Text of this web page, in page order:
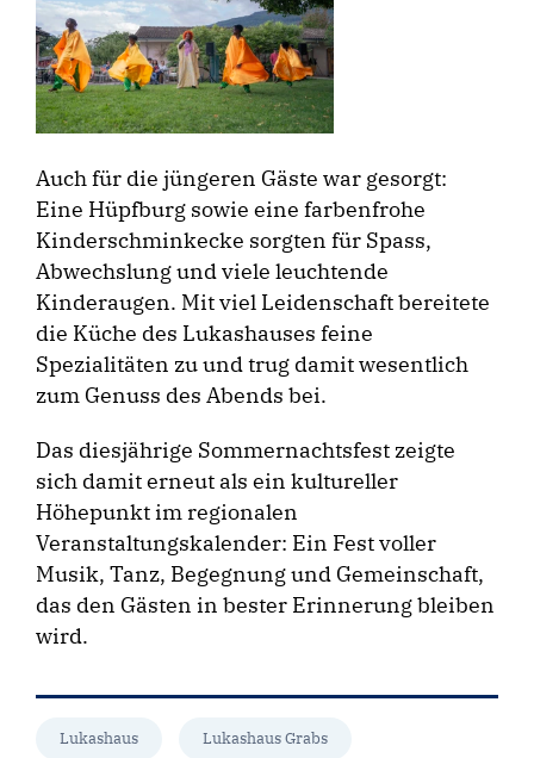
Auch für die jüngeren Gäste war gesorgt:
Eine Hüpfburg sowie eine farbenfrohe
Kinderschminkecke sorgten für Spass,
Abwechslung und viele leuchtende
Kinderaugen. Mit viel Leidenschaft bereitete
die Küche des Lukashauses feine
Spezialitäten zu und trug damit wesentlich
zum Genuss des Abends bei.
Das diesjährige Sommernachtsfest zeigte
sich damit erneut als ein kultureller
Höhepunkt im regionalen
Veranstaltungskalender: Ein Fest voller
Musik, Tanz, Begegnung und Gemeinschaft,
das den Gästen in bester Erinnerung bleiben
wird.
Lukashaus Lukashaus Grabs